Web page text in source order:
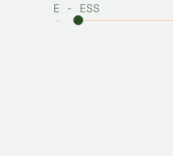
E - ESS
-